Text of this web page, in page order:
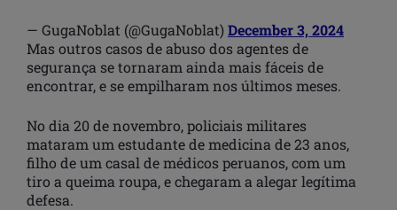
— GugaNoblat (@GugaNoblat)December 3, 2024
Mas outros casos de abuso dos agentes de
segurança se tornaram ainda mais fáceis de
encontrar, e se empilharam nos últimos meses.
No dia 20 de novembro, policiais militares
mataram um estudante de medicina de 23 anos,
filho de um casal de médicos peruanos, com um
tiro a queima roupa, e chegaram a alegar legítima
defesa.